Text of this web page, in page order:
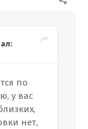
по
у вас
нет,